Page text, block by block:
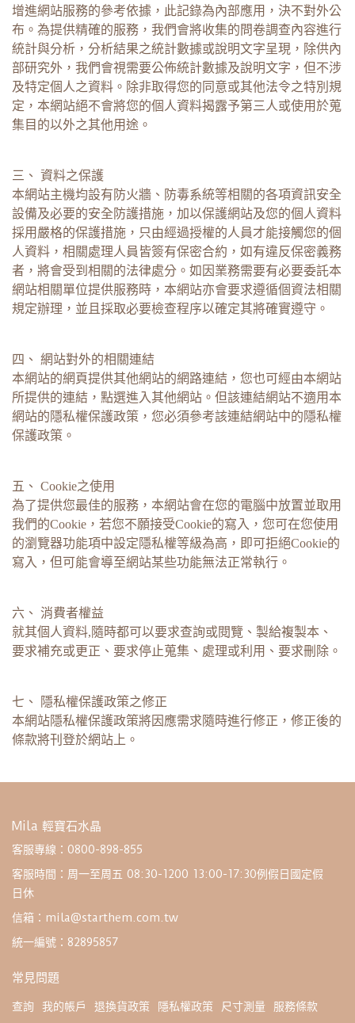
增進網站服務的參考依據，此記錄為內部應用，決不對外公
布。為提供精確的服務，我們會將收集的問卷調查內容進行
統計與分析，分析結果之統計數據或說明文字呈現，除供內
部研究外，我們會視需要公佈統計數據及說明文字，但不涉
及特定個人之資料。除非取得您的同意或其他法令之特別規
定，本網站絕不會將您的個人資料揭露予第三人或使用於蒐
集目的以外之其他用途。
三、 資料之保護
本網站主機均設有防火牆、防毒系統等相關的各項資訊安全
設備及必要的安全防護措施，加以保護網站及您的個人資料
採用嚴格的保護措施，只由經過授權的人員才能接觸您的個
人資料，相關處理人員皆簽有保密合約，如有違反保密義務
者，將會受到相關的法律處分。如因業務需要有必要委託本
網站相關單位提供服務時，本網站亦會要求遵循個資法相關
規定辦理，並且採取必要檢查程序以確定其將確實遵守。
四、 網站對外的相關連結
本網站的網頁提供其他網站的網路連結，您也可經由本網站
所提供的連結，點選進入其他網站。但該連結網站不適用本
網站的隱私權保護政策，您必須參考該連結網站中的隱私權
保護政策。
五、 Cookie之使用
為了提供您最佳的服務，本網站會在您的電腦中放置並取用
我們的Cookie，若您不願接受Cookie的寫入，您可在您使用
的瀏覽器功能項中設定隱私權等級為高，即可拒絕Cookie的
寫入，但可能會導至網站某些功能無法正常執行。
六、 消費者權益
就其個人資料,隨時都可以要求查詢或閱覽、製給複製本、
要求補充或更正、要求停止蒐集、處理或利用、要求刪除。
七、 隱私權保護政策之修正
本網站隱私權保護政策將因應需求隨時進行修正，修正後的
條款將刊登於網站上。
Mila 輕寶石水晶
客服專線：0800-898-855
客服時間：周一至周五 08:30-1200 13:00-17:30例假日國定假
日休
信箱：mila@starthem.com.tw
統一編號：82895857
常見問題
查詢 我的帳戶 退換貨政策 隱私權政策 尺寸測量 服務條款